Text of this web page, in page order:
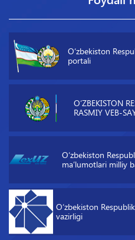
O‘zbekiston
portali
O‘ZBEKISTON
RASMIY VEB-
O‘zbekiston
maʼlumotlari milliy
O‘zbekiston
vazirligi